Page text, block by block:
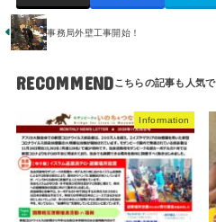
事務局外壁工事開始！
RECOMMEND
Information